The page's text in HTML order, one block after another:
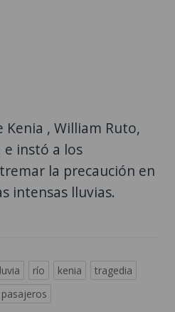
Kenia , William Ruto,
instó a los
la precaución en
intensas lluvias.
río kenia
tragedia